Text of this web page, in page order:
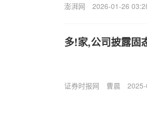
澎湃网 2026-01-26
多!家,公司披露固
证券时报网 曹晨